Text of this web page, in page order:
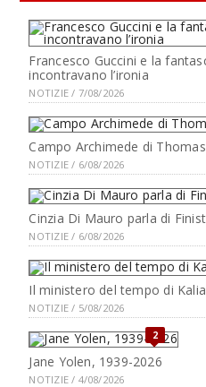
Francesco Guccini e la
incontravano l’ironia
NOTIZIE / 7/08/2026
Campo Archimede di
NOTIZIE / 6/08/2026
Cinzia Di Mauro parla di
NOTIZIE / 6/08/2026
Il ministero del tempo di
NOTIZIE / 5/08/2026
2
Jane Yolen, 1939-2026
NOTIZIE / 4/08/2026